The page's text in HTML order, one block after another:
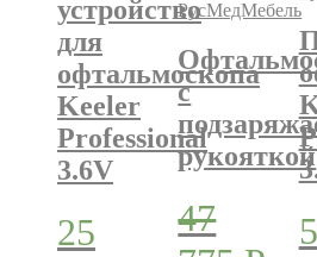
устройство
для
офтальмоскопа
Keeler
Professional
3.6V
25
с
рукояткой
47